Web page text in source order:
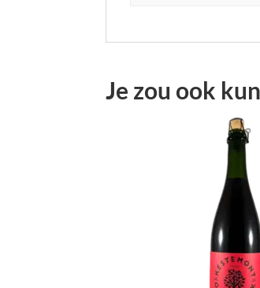
Je zou ook